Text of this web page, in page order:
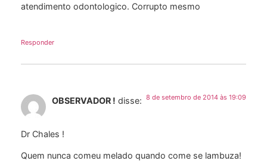
atendimento odontologico. Corrupto mesmo
Responder
OBSERVADOR ! disse: 8 de setembro de 2014 às 19:09
Dr Chales !
Quem nunca comeu melado quando come se lambuza!